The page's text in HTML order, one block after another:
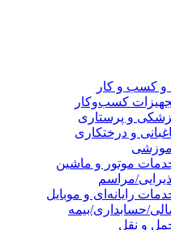
کسب و کار
کسب‌وکار
و پرستاری
و درختکاری
آموزشی
موتور و ماشین
مراسم
رایانه‌ای و موبایل
حسابداری/بیمه
و نقل